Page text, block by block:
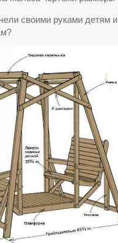
своими руками детям и